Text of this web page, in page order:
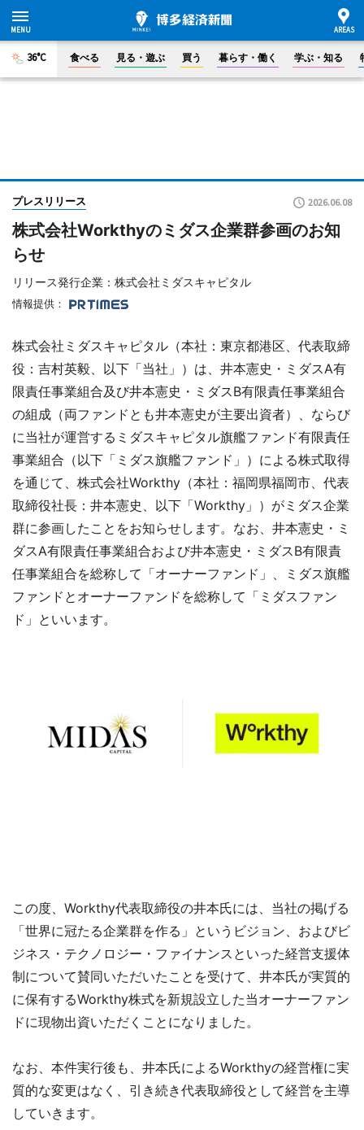
36°C 食べる 見る・遊ぶ 買う 暮らす・働く 学ぶ・知る
プレスリリース 2026.06.08
株式会社Workthyのミダス企業群参画のお知
らせ
リリース発行企業：株式会社ミダスキャピタル
情報提供：
株式会社ミダスキャピタル（本社：東京都港区、代表取締
役：吉村英毅、以下「当社」）は、井本憲史・ミダスA有
限責任事業組合及び井本憲史・ミダスB有限責任事業組合
の組成（両ファンドとも井本憲史が主要出資者）、ならび
に当社が運営するミダスキャピタル旗艦ファンド有限責任
事業組合（以下「ミダス旗艦ファンド」）による株式取得
を通じて、株式会社Workthy（本社：福岡県福岡市、代表
取締役社長：井本憲史、以下「Workthy」）がミダス企業
群に参画したことをお知らせします。なお、井本憲史・ミ
ダスA有限責任事業組合および井本憲史・ミダスB有限責
任事業組合を総称して「オーナーファンド」、ミダス旗艦
ファンドとオーナーファンドを総称して「ミダスファン
ド」といいます。
この度、Workthy代表取締役の井本氏には、当社の掲げる
「世界に冠たる企業群を作る」というビジョン、およびビ
ジネス・テクノロジー・ファイナンスといった経営支援体
制について賛同いただいたことを受けて、井本氏が実質的
に保有するWorkthy株式を新規設立した当オーナーファン
ドに現物出資いただくことになりました。
なお、本件実行後も、井本氏によるWorkthyの経営権に実
質的な変更はなく、引き続き代表取締役として経営を主導
していきます。